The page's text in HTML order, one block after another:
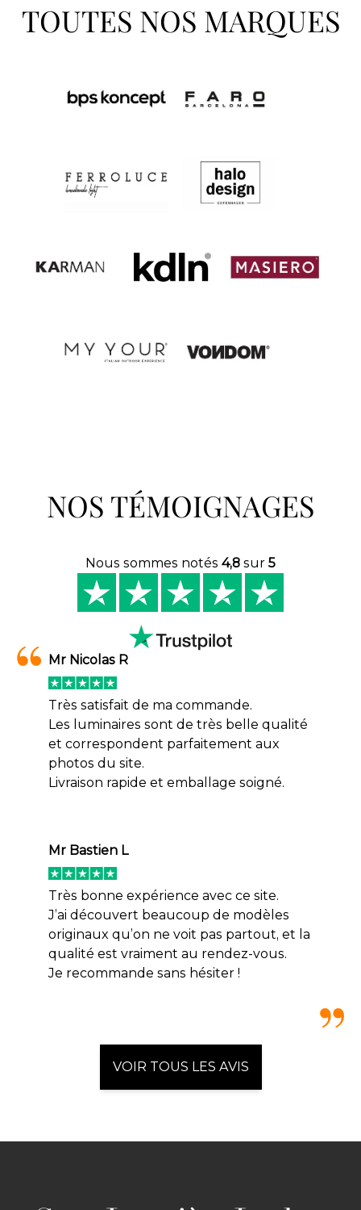
TOUTES NOS MARQUES
NOS TÉMOIGNAGES
Nous sommes notés 4,8 sur 5
Mr Nicolas R
Très satisfait de ma commande.
Les luminaires sont de très belle qualité
et correspondent parfaitement aux
photos du site.
Livraison rapide et emballage soigné.
Mr Bastien L
Très bonne expérience avec ce site.
J’ai découvert beaucoup de modèles
originaux qu’on ne voit pas partout, et la
qualité est vraiment au rendez-vous.
Je recommande sans hésiter !
VOIR TOUS LES AVIS